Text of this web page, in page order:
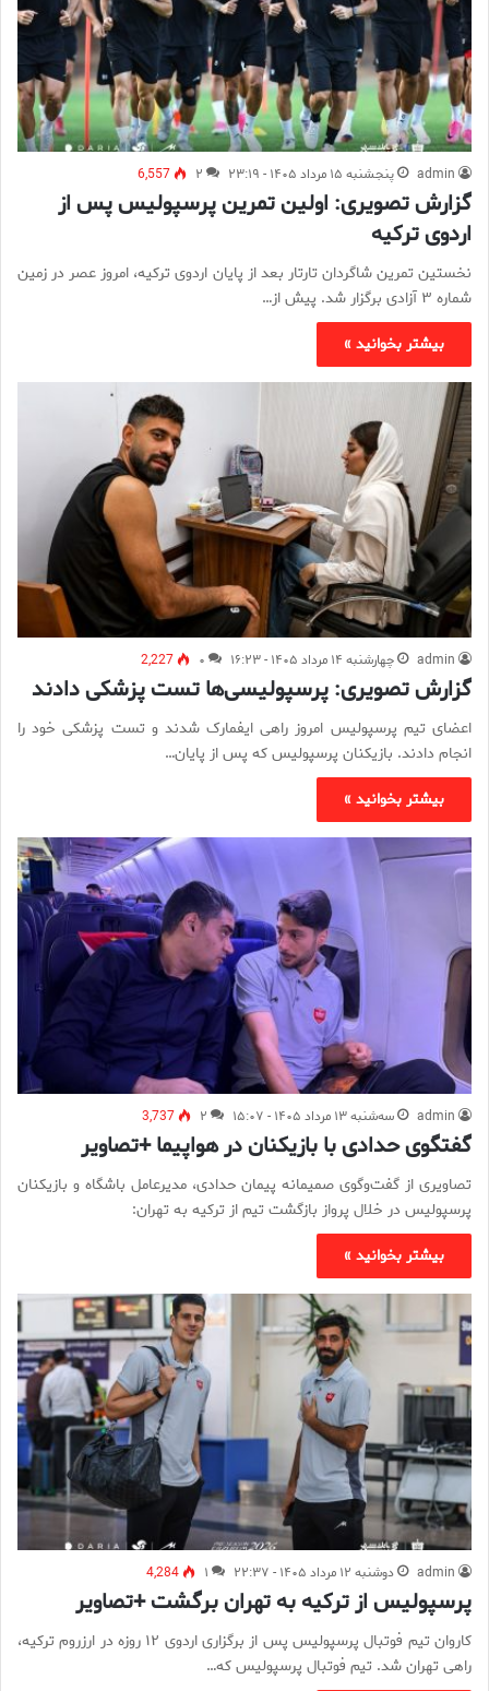
admin پنجشنبه ۱۵ مرداد ۱۴۰۵ - ۲۳:۱۹ ۲ 6,557
گزارش تصویری: اولین تمرین پرسپولیس پس از
اردوی ترکیه
نخستین تمرین شاگردان تارتار بعد از پایان اردوی ترکیه، امروز عصر در زمین
شماره ۳ آزادی برگزار شد. پیش از…
بیشتر بخوانید »
admin چهارشنبه ۱۴ مرداد ۱۴۰۵ - ۱۶:۲۳ ۰ 2,227
گزارش تصویری: پرسپولیسی‌ها تست پزشکی دادند
اعضای تیم پرسپولیس امروز راهی ایفمارک شدند و تست پزشکی خود را
انجام دادند. بازیکنان پرسپولیس که پس از پایان…
بیشتر بخوانید »
admin سه‌شنبه ۱۳ مرداد ۱۴۰۵ - ۱۵:۰۷ ۲ 3,737
گفتگوی حدادی با بازیکنان در هواپیما +تصاویر
تصاویری از گفت‌وگوی صمیمانه پیمان حدادی، مدیرعامل باشگاه و بازیکنان
پرسپولیس در خلال پرواز بازگشت تیم از ترکیه به تهران:
بیشتر بخوانید »
admin دوشنبه ۱۲ مرداد ۱۴۰۵ - ۲۲:۳۷ ۱ 4,284
پرسپولیس از ترکیه به تهران برگشت +تصاویر
کاروان تیم فوتبال پرسپولیس پس از برگزاری اردوی ۱۲ روزه در ارزروم ترکیه،
راهی تهران شد. تیم فوتبال پرسپولیس که…